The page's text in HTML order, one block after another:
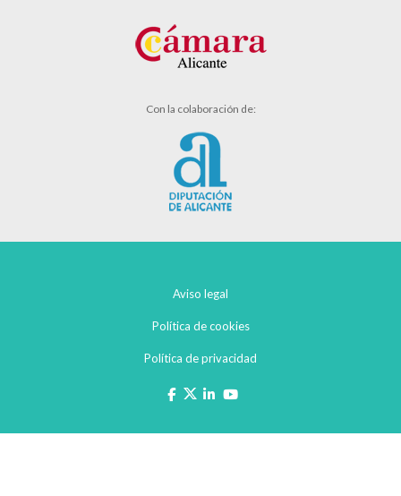
Con la colaboración de:
Aviso legal
Política de cookies
Política de privacidad